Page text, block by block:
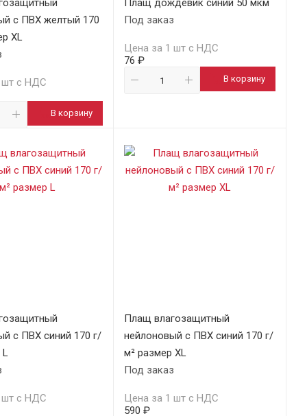
с ПВХ желтый 170
XL
шт с НДС
В корзину
Плащ дождевик синий 50 мкм
Под заказ
Цена за 1 шт с НДС
76 ₽
В корзину
с ПВХ синий 170 г/
шт с НДС
Плащ влагозащитный
нейлоновый с ПВХ синий 170 г/
м² размер XL
Под заказ
Цена за 1 шт с НДС
590 ₽